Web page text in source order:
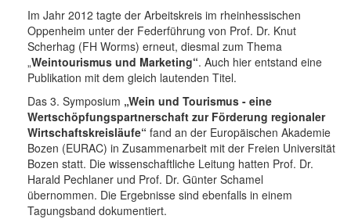
Im Jahr 2012 tagte der Arbeitskreis im rheinhessischen
Oppenheim unter der Federführung von Prof. Dr. Knut
Scherhag (FH Worms) erneut, diesmal zum Thema
„Weintourismus und Marketing“. Auch hier entstand eine
Publikation mit dem gleich lautenden Titel.
Das 3. Symposium „Wein und Tourismus - eine
Wertschöpfungspartnerschaft zur Förderung regionaler
Wirtschaftskreisläufe“ fand an der Europäischen Akademie
Bozen (EURAC) in Zusammenarbeit mit der Freien Universität
Bozen statt. Die wissenschaftliche Leitung hatten Prof. Dr.
Harald Pechlaner und Prof. Dr. Günter Schamel
übernommen. Die Ergebnisse sind ebenfalls in einem
Tagungsband dokumentiert.